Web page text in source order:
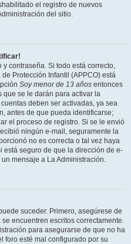
el registro de nuevos
del sitio.
contraseña. Si todo está correcto,
Protección Infantil (APPCO) está
Soy menor de 13 años entonces
se le darán para activar la
deben ser activadas, ya sea
antes de que pueda identificarse;
el proceso de registro. Si se le envió
ningún e-mail, seguramente la
no es correcta o tal vez haya
está seguro de que la dirección de e-
mensaje a La Administración.
suceder. Primero, asegúrese de
encuentren escritos correctamente.
para asegurarse de que no ha
foro esté mal configurado por su